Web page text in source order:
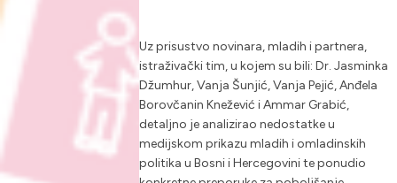
Uz prisustvo novinara, mladih i partnera,
istraživački tim, u kojem su bili: Dr. Jasminka
Džumhur, Vanja Šunjić, Vanja Pejić, Anđela
Borovčanin Knežević i Ammar Grabić,
detaljno je analizirao nedostatke u
medijskom prikazu mladih i omladinskih
politika u Bosni i Hercegovini te ponudio